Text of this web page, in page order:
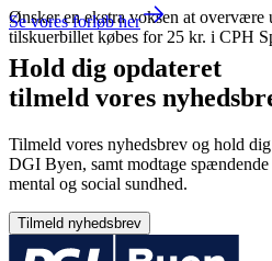
Ønsker en ekstra voksen at overvære
tilskuerbillet købes for 25 kr. i CPH
Se vores forløb her
Hold dig opdateret
tilmeld vores
Tilmeld vores nyhedsbrev og hold
DGI Byen, samt modtage
mental og social sundhed.
Tilmeld nyhedsbrev